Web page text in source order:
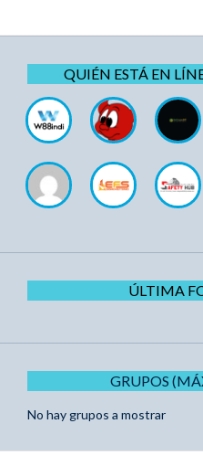
QUIÉN ESTÁ EN
ÚLTIMA
GRUPOS
No hay grupos a mostrar